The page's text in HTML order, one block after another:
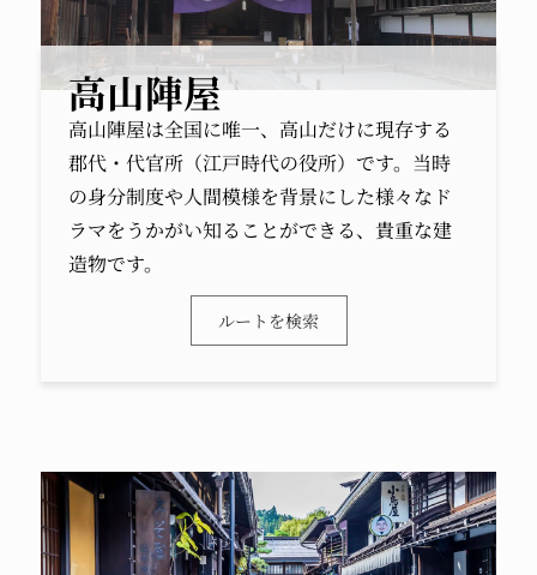
高山陣屋
高山陣屋は全国に唯一、高山だけに現存する
郡代・代官所（江戸時代の役所）です。当時
の身分制度や人間模様を背景にした様々なド
ラマをうかがい知ることができる、貴重な建
造物です。
ルートを検索